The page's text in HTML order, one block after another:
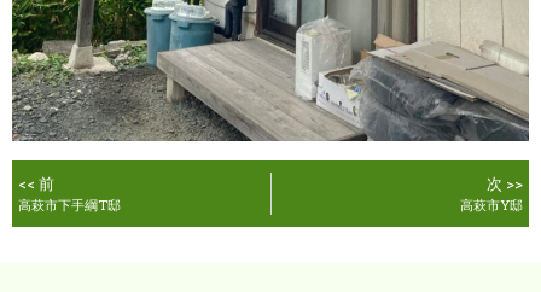
<< 前
高萩市下手綱T邸
次 >>
高萩市Y邸